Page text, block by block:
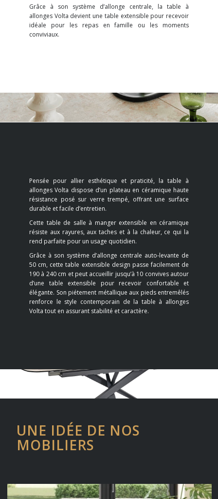
Grâce à son système d’allonge centrale, la table à
allonges Volta devient une table extensible pour recevoir
idéale pour les repas en famille ou les moments
conviviaux.
Pensée pour allier esthétique et praticité, la table à
allonges Volta dispose d’un plateau en céramique haute
résistance posé sur verre trempé, offrant une surface
durable et facile d’entretien.
Cette table de salle à manger extensible en céramique
résiste aux rayures, aux taches et à la chaleur, ce qui la
rend parfaite pour un usage quotidien.
Grâce à son système d’allonge centrale auto-levante de
50 cm, cette table extensible design passe facilement de
190 à 240 cm et peut accueillir jusqu’à 10 convives autour
d’une table extensible pour recevoir confortable et
élégante. Son piétement métallique aux pieds entremêlés
renforce le style contemporain de la table à allonges
Volta tout en assurant stabilité et caractère.
UNE IDÉE DE NOS
MOBILIERS